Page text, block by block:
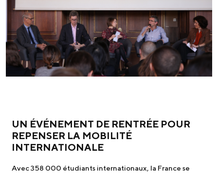
UN ÉVÉNEMENT DE RENTRÉE POUR
REPENSER LA MOBILITÉ
INTERNATIONALE
Avec 358 000 étudiants internationaux, la France se